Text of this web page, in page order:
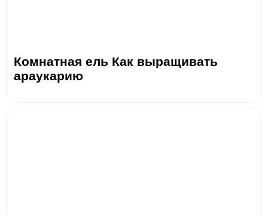
Комнатная ель Как выращивать
араукарию